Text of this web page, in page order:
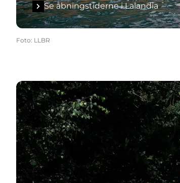
Se åbningstiderne i Lalandia
Foto: LLBR
Se åbningstiderne i GIVSKUD ZOO